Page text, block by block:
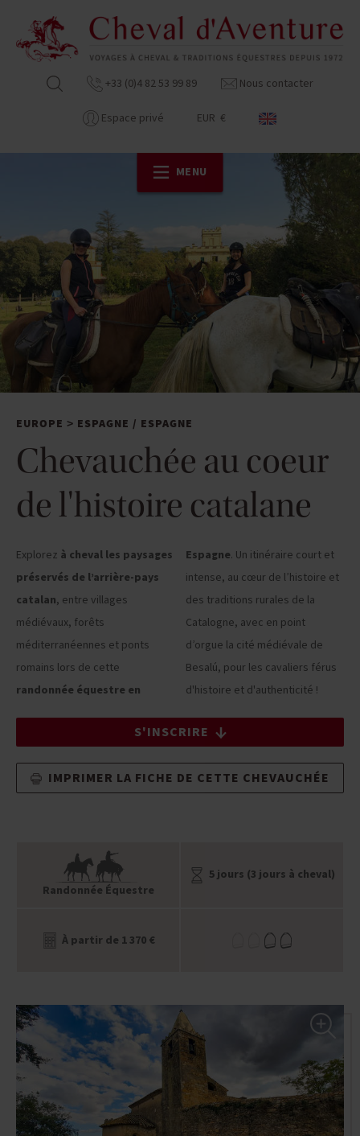
+33 (0)4 82 53 99 89 Nous contacter
Espace privé EUR €
MENU
EUROPE > ESPAGNE / ESPAGNE
Chevauchée au coeur
de l'histoire catalane
Explorez à cheval les paysages
préservés de l’arrière-pays
catalan, entre villages
médiévaux, forêts
méditerranéennes et ponts
romains lors de cette
randonnée équestre en
Espagne. Un itinéraire court et
intense, au cœur de l’histoire et
des traditions rurales de la
Catalogne, avec en point
d’orgue la cité médiévale de
Besalú, pour les cavaliers férus
d'histoire et d'authenticité !
S'INSCRIRE
IMPRIMER LA FICHE DE CETTE CHEVAUCHÉE
Randonnée Équestre
5 jours (3 jours à cheval)
À partir de 1 370 €